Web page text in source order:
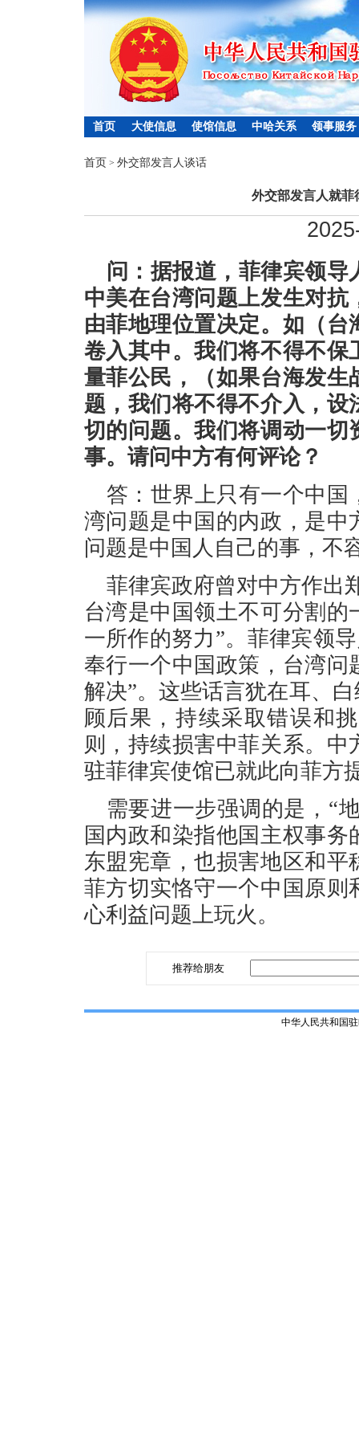
首页 大使信息 使馆信息 中哈关系 领事服务
首页 > 外交部发言人谈话
外交部发言人就菲
问：据报道，菲律宾领
中美在台湾问题上发生对
由菲地理位置决定。如（
卷入其中。我们将不得不
量菲公民，（如果台海发
题，我们将不得不介入，
切的问题。我们将调动一
事。请问中方有何评论？
答：世界上只有一个中
湾问题是中国的内政，是
问题是中国人自己的事，不
菲律宾政府曾对中方作出
台湾是中国领土不可分割
一所作的努力”。菲律宾领
奉行一个中国政策，台湾
解决”。这些话言犹在耳、
顾后果，持续采取错误和
则，持续损害中菲关系。
驻菲律宾使馆已就此向菲方
需要进一步强调的是，“
国内政和染指他国主权事
东盟宪章，也损害地区和
菲方切实恪守一个中国原
心利益问题上玩火。
推荐给朋友
中华人民共和国